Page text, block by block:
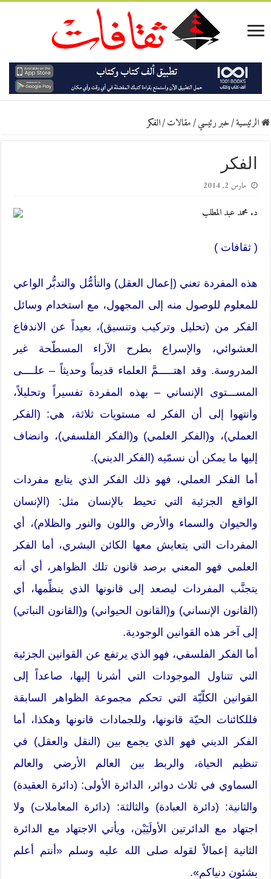
الرئيسية/خبر رئيسي/مقالات/الفكر
الفكر
مارس 2, 2014
د. محمد عبد المطلب
( ثقافات )
هذه المفردة تعني (إعمال العقل) والتأمُّل والتدبُّر الواعي
للمعلوم للوصول منه إلى المجهول، مع استخدام وسائل
الفكر من (تحليل وتركيب وتنسيق)، بعيداً عن الاندفاع
العشوائي، والإسراع بطرح الآراء المسطّحة غير
المدروسة. وقد اهتـــــمَّ العلماء قديماً وحديثاً – علــــى
المســـتوى الإنساني – بهذه المفردة تفسيراً وتحليلاً،
وانتهوا إلى أن الفكر له مستويات ثلاثة، هي: (الفكر
العملي)، و(الفكر العلمي) و(الفكر الفلسفي)، وانضاف
إليها ما يمكن أن نسمّيه (الفكر الديني).
أما الفكر العملي، فهو ذلك الفكر الذي يتابع مفردات
الواقع الجزئية التي تحيط بالإنسان مثل: (الإنسان
والحيوان والسماء والأرض واللون والنور والظلام)، أي
المفردات التي يتعايش معها الكائن البشري، أما الفكر
العلمي فهو المعني برصد قانون تلك الظواهر، أي أنه
يتجنَّب المفردات ليصعد إلى قانونها الذي ينظِّمها، أي
(القانون الإنساني) و(القانون الحيواني) و(القانون النباتي)
إلى آخر هذه القوانين الوجودية.
أما الفكر الفلسفي، فهو الذي يرتفع عن القوانين الجزئية
التي تتناول الموجودات التي أشرنا إليها، صاعداً إلى
القوانين الكلّيّة التي تحكم مجموعة الظواهر السابقة
فللكائنات الحيّة قانونها، وللجمادات قانونها وهكذا، أما
الفكر الديني فهو الذي يجمع بين (النقل والعقل) في
تنظيم الحياة، والربط بين العالم الأرضي والعالم
السماوي في ثلاث دوائر، الدائرة الأولى: (دائرة العقيدة)
والثانية: (دائرة العبادة) والثالثة: (دائرة المعاملات) ولا
اجتهاد مع الدائرتين الأولَيَيْن، ويأتي الاجتهاد مع الدائرة
الثانية إعمالاً لقوله صلى الله عليه وسلم «أنتم أعلم
بشئون دنياكم».